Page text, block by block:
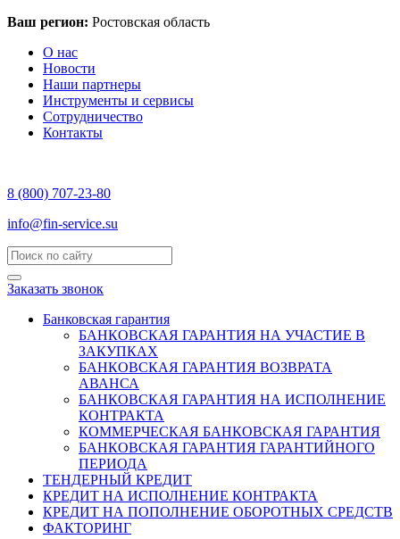
Ваш регион: Ростовская область
О нас
Новости
Наши партнеры
Инструменты и сервисы
Сотрудничество
Контакты
8 (800) 707-23-80
info@fin-service.su
Заказать звонок
Банковская гарантия
БАНКОВСКАЯ ГАРАНТИЯ НА УЧАСТИЕ В
ЗАКУПКАХ
БАНКОВСКАЯ ГАРАНТИЯ ВОЗВРАТА
АВАНСА
БАНКОВСКАЯ ГАРАНТИЯ НА ИСПОЛНЕНИЕ
КОНТРАКТА
КОММЕРЧЕСКАЯ БАНКОВСКАЯ ГАРАНТИЯ
БАНКОВСКАЯ ГАРАНТИЯ ГАРАНТИЙНОГО
ПЕРИОДА
ТЕНДЕРНЫЙ КРЕДИТ
КРЕДИТ НА ИСПОЛНЕНИЕ КОНТРАКТА
КРЕДИТ НА ПОПОЛНЕНИЕ ОБОРОТНЫХ СРЕДСТВ
ФАКТОРИНГ